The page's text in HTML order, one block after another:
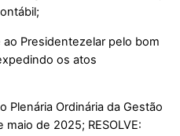
ao Presidentezelar pelo bom
os atos
Plenária Ordinária da Gestão
de 2025; RESOLVE: